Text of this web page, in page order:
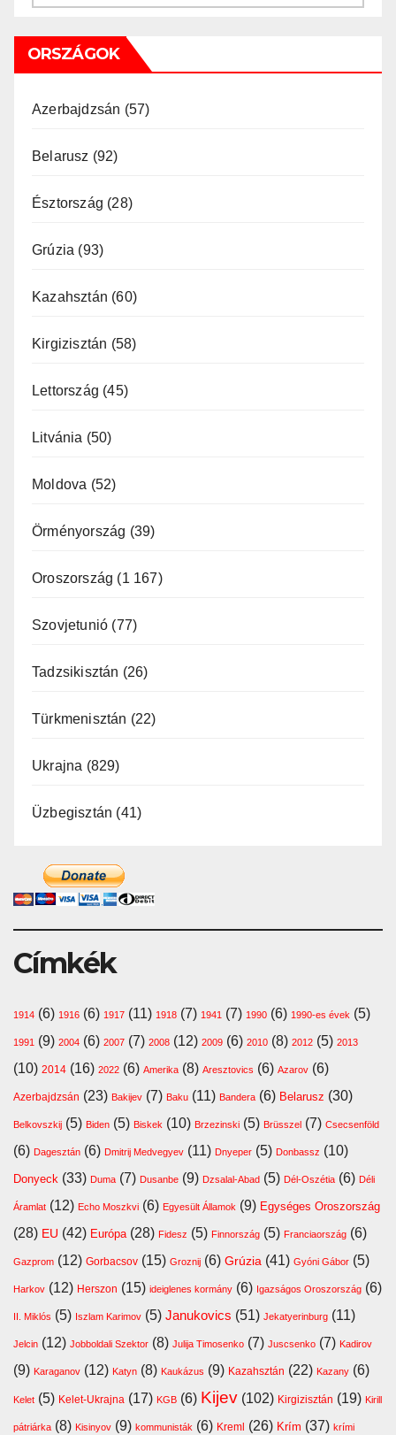
ORSZÁGOK
Azerbajdzsán (57)
Belarusz (92)
Észtország (28)
Grúzia (93)
Kazahsztán (60)
Kirgizisztán (58)
Lettország (45)
Litvánia (50)
Moldova (52)
Örményország (39)
Oroszország (1 167)
Szovjetunió (77)
Tadzsikisztán (26)
Türkmenisztán (22)
Ukrajna (829)
Üzbegisztán (41)
Címkék
1914 (6) 1916 (6) 1917 (11) 1918 (7) 1941 (7) 1990 (6) 1990-es évek (5)
1991 (9) 2004 (6) 2007 (7) 2008 (12) 2009 (6) 2010 (8) 2012 (5) 2013
(10) 2014 (16) 2022 (6) Amerika (8) Aresztovics (6) Azarov (6)
Azerbajdzsán (23) Bakijev (7) Baku (11) Bandera (6) Belarusz (30)
Belkovszkij (5) Biden (5) Biskek (10) Brzezinski (5) Brüsszel (7) Csecsenföld
(6) Dagesztán (6) Dmitrij Medvegyev (11) Dnyeper (5) Donbassz (10)
Donyeck (33) Duma (7) Dusanbe (9) Dzsalal-Abad (5) Dél-Oszétia (6) Déli
Áramlat (12) Echo Moszkvi (6) Egyesült Államok (9) Egységes Oroszország
(28) EU (42) Európa (28) Fidesz (5) Finnország (5) Franciaország (6)
Gazprom (12) Gorbacsov (15) Groznij (6) Grúzia (41) Gyóni Gábor (5)
Harkov (12) Herszon (15) ideiglenes kormány (6) Igazságos Oroszország (6)
II. Miklós (5) Iszlam Karimov (5) Janukovics (51) Jekatyerinburg (11)
Jelcin (12) Jobboldali Szektor (8) Julija Timosenko (7) Juscsenko (7) Kadirov
(9) Karaganov (12) Katyn (8) Kaukázus (9) Kazahsztán (22) Kazany (6)
Kelet (5) Kelet-Ukrajna (17) KGB (6) Kijev (102) Kirgizisztán (19) Kirill
pátriárka (8) Kisinyov (9) kommunisták (6) Kreml (26) Krím (37) krími